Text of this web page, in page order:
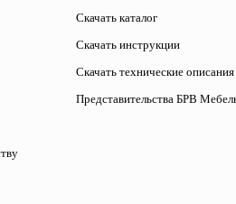
Скачать каталог
Скачать инструкции
Скачать технические описания
Представительства БРВ